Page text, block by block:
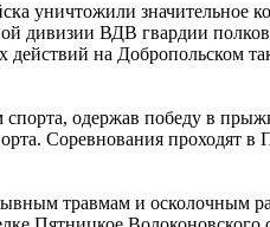
уничтожили значительное
дивизии ВДВ гвардии
на Добропольском
одержав победу в
Соревнования
травмам и осколочным